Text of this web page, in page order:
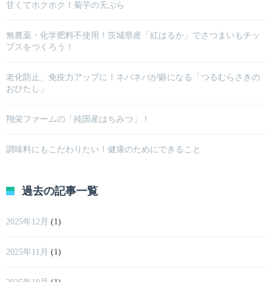
甘くてホクホク！菊芋の天ぷら
無農薬・化学肥料不使用！茨城県産「紅はるか」でさつまいもチッ
プスをつくろう！
老化防止、免疫力アップに！ネバネバが癖になる「つるむらさきの
おひたし」
翔栄ファームの「純国産はちみつ」！
調味料にもこだわりたい！健康のためにできること
過去の記事一覧
2025年12月 (1)
2025年11月 (1)